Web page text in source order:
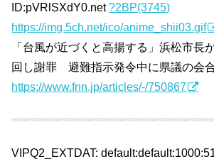
ID:pVRlSXdY0.net?2BP(3745)
https://img.5ch.net/ico/anime_shii03.gif
「台風が近づくと高揚する」浜松市
回し謝罪 避難指示発令中に県議の会
https://www.fnn.jp/articles/-/750867
VIPQ2_EXTDAT: